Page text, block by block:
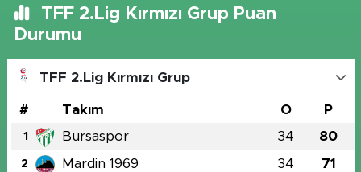
TFF 2.Lig Kırmızı Grup Puan
Durumu
TFF 2.Lig Kırmızı Grup
# Takım O P
1 Bursaspor 34 80
2 Mardin 1969 34 71